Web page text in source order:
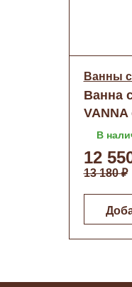
Ванны
Ванна
VANNA
В
12
13 180 ₽